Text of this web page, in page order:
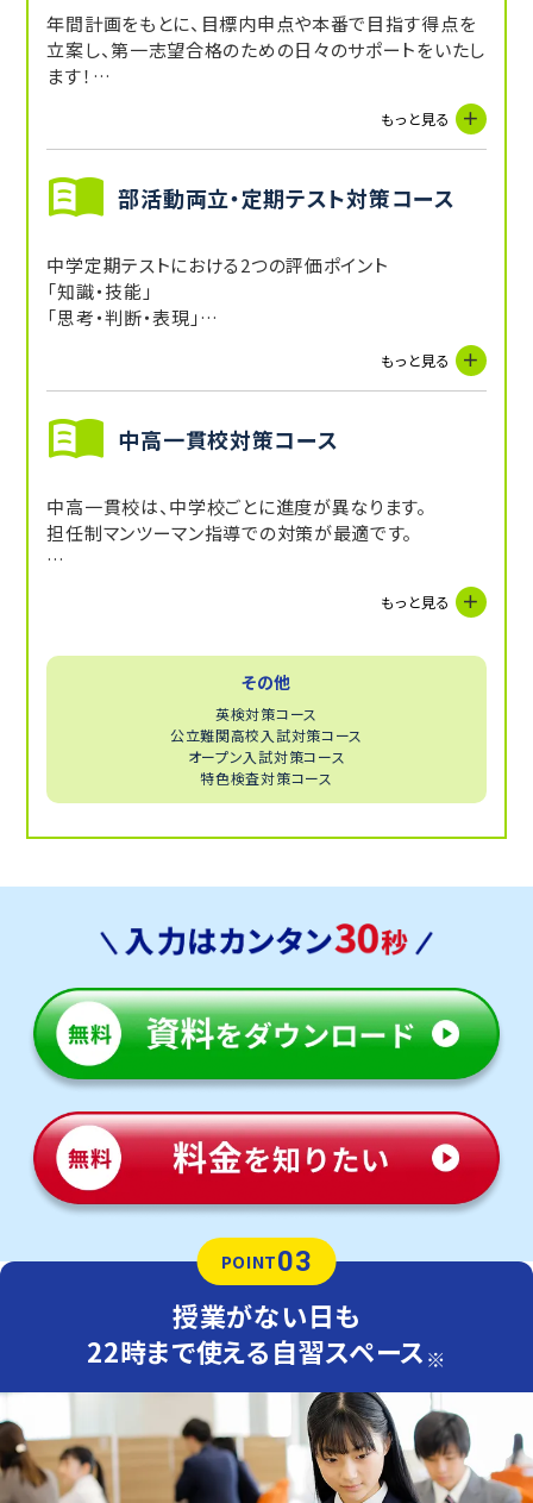
年間計画をもとに、目標内申点や本番で目指す得点を
立案し、第一志望合格のための日々のサポートをいたし
ます！
特色検査対策
副科目成績向上サポート
日々の自習サポート
お気軽にご相談ください。
今年度合格実績
もっと見る
部活動両立・定期テスト対策コース
中学定期テストにおける2つの評価ポイント
「知識・技能」
「思考・判断・表現」
に対して、マンツーマン指導で効率よく要点をおさえま
もっと見る
中高一貫校対策コース
中高一貫校は、中学校ごとに進度が異なります。
担任制マンツーマン指導での対策が最適です。
平塚中等教育学校・慶應義塾湘南藤沢中等部・日大藤
湘南学園中・聖園女学院中等部・聖和学院中学校・自
もっと見る
その他
英検対策コース
公立難関高校入試対策コース
オープン入試対策コース
特色検査対策コース
POINT03
授業がない日も
22時まで使える自習スペース ※